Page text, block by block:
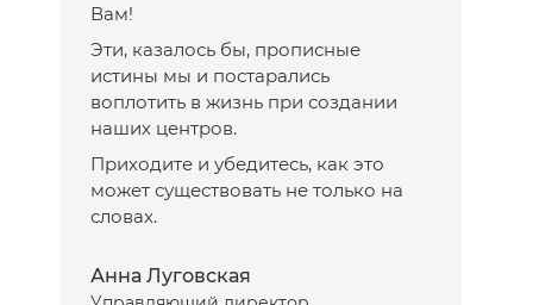
Вам!
Эти, казалось бы, прописные
истины мы и постарались
воплотить в жизнь при создании
наших центров.
Приходите и убедитесь, как это
может существовать не только на
словах.
Анна Луговская